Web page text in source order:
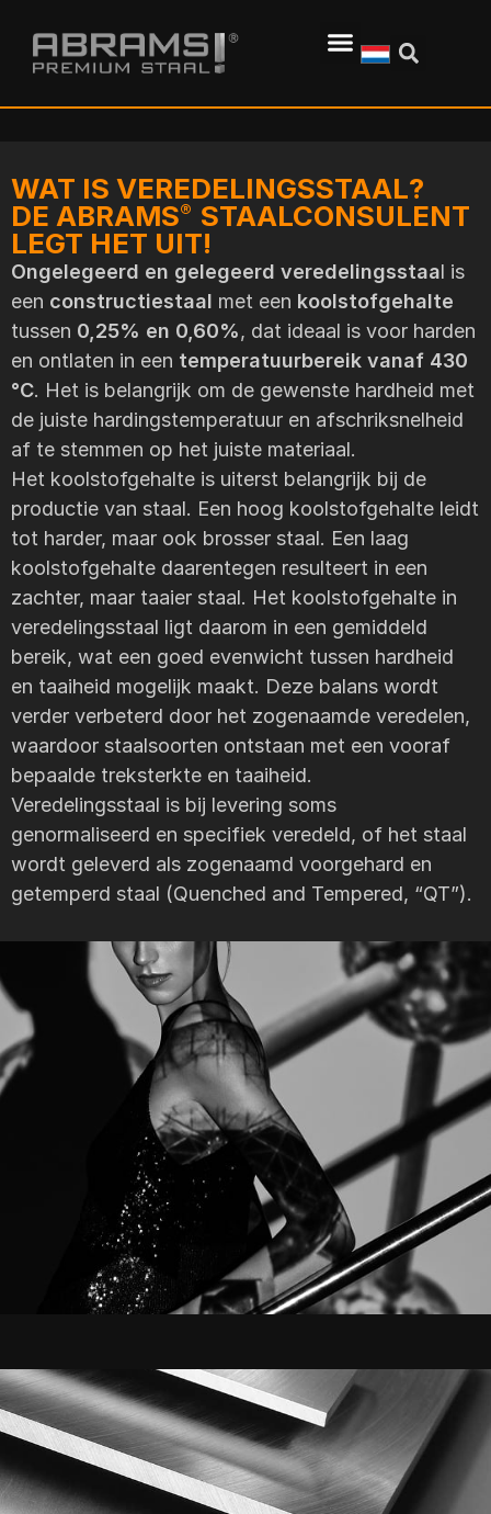
WAT IS VEREDELINGSSTAAL?
DE ABRAMS® STAALCONSULENT
LEGT HET UIT!
Ongelegeerd en gelegeerd veredelingsstaal is
een constructiestaal met een koolstofgehalte
tussen 0,25% en 0,60%, dat ideaal is voor harden
en ontlaten in een temperatuurbereik vanaf 430
°C. Het is belangrijk om de gewenste hardheid met
de juiste hardingstemperatuur en afschriksnelheid
af te stemmen op het juiste materiaal.
Het koolstofgehalte is uiterst belangrijk bij de
productie van staal. Een hoog koolstofgehalte leidt
tot harder, maar ook brosser staal. Een laag
koolstofgehalte daarentegen resulteert in een
zachter, maar taaier staal. Het koolstofgehalte in
veredelingsstaal ligt daarom in een gemiddeld
bereik, wat een goed evenwicht tussen hardheid
en taaiheid mogelijk maakt. Deze balans wordt
verder verbeterd door het zogenaamde veredelen,
waardoor staalsoorten ontstaan ​​met een vooraf
bepaalde treksterkte en taaiheid.
Veredelingsstaal is bij levering soms
genormaliseerd en specifiek veredeld, of het staal
wordt geleverd als zogenaamd voorgehard en
getemperd staal (Quenched and Tempered, “QT”).